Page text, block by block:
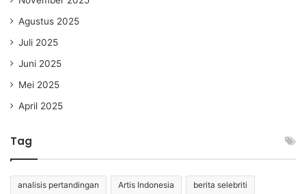
Agustus 2025
Juli 2025
Juni 2025
Mei 2025
April 2025
Tag
analisis pertandingan Artis Indonesia berita selebriti